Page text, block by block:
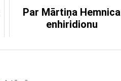
Par Mārtiņa Hemnica
enhiridionu